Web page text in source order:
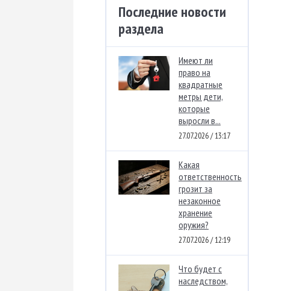
Последние новости
раздела
Имеют ли
право на
квадратные
метры дети,
которые
выросли в...
27.07.2026 / 13:17
Какая
ответственность
грозит за
незаконное
хранение
оружия?
27.07.2026 / 12:19
Что будет с
наследством,